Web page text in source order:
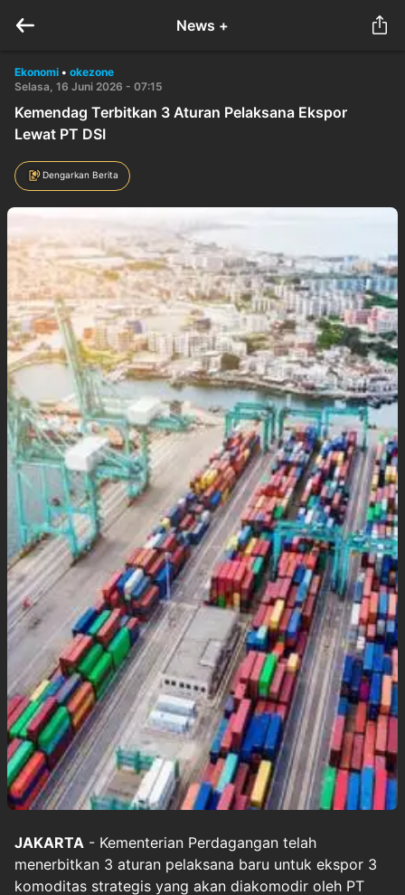
News +
Ekonomi • okezone
Selasa, 16 Juni 2026 - 07:15
Kemendag Terbitkan 3 Aturan Pelaksana Ekspor
Lewat PT DSI
Dengarkan Berita
JAKARTA - Kementerian Perdagangan telah
menerbitkan 3 aturan pelaksana baru untuk ekspor 3
komoditas strategis yang akan diakomodir oleh PT